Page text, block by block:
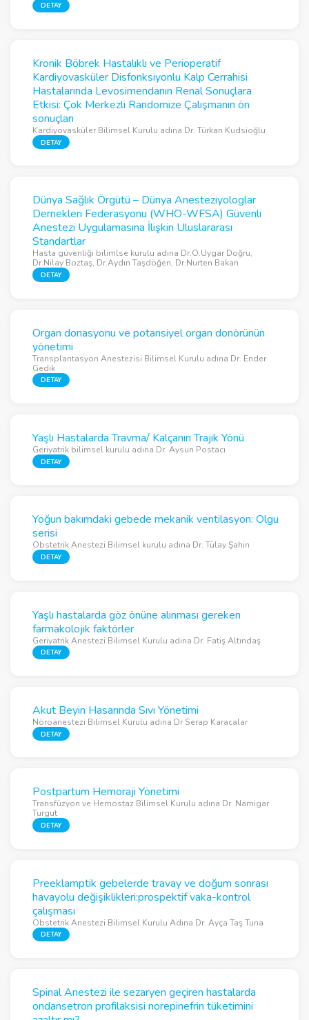
DETAY
Kronik Böbrek Hastalıklı ve Perioperatif
Kardiyovasküler Disfonksiyonlu Kalp Cerrahisi
Hastalarında Levosimendanın Renal Sonuçlara
Etkisi: Çok Merkezli Randomize Çalışmanın ön
sonuçları
Kardiyovasküler Bilimsel Kurulu adına Dr. Türkan Kudsioğlu
DETAY
Dünya Sağlık Örgütü – Dünya Anesteziyologlar
Dernekleri Federasyonu (WHO-WFSA) Güvenli
Anestezi Uygulamasına İlişkin Uluslararası
Standartlar
Hasta güvenliği bilimlse kurulu adına Dr.O.Uygar Doğru,
Dr.Nilay Boztaş, Dr.Aydın Taşdöğen, Dr.Nurten Bakan
DETAY
Organ donasyonu ve potansiyel organ donörünün
yönetimi
Transplantasyon Anestezisi Bilimsel Kurulu adına Dr. Ender
Gedik
DETAY
Yaşlı Hastalarda Travma/ Kalçanın Trajik Yönü
Geriyatrik bilimsel kurulu adına Dr. Aysun Postacı
DETAY
Yoğun bakımdaki gebede mekanik ventilasyon: Olgu
serisi
Obstetrik Anestezi Bilimsel kurulu adına Dr. Tülay Şahin
DETAY
Yaşlı hastalarda göz önüne alınması gereken
farmakolojik faktörler
Geriyatrik Anestezi Bilimsel Kurulu adına Dr. Fatiş Altındaş
DETAY
Akut Beyin Hasarında Sıvı Yönetimi
Nöroanestezi Bilimsel Kurulu adına Dr Serap Karacalar
DETAY
Postpartum Hemoraji Yönetimi
Transfüzyon ve Hemostaz Bilimsel Kurulu adına Dr. Namigar
Turgut
DETAY
Preeklamptik gebelerde travay ve doğum sonrası
havayolu değişiklikleri:prospektif vaka-kontrol
çalışması
Obstetrik Anestezi Bilimsel Kurulu Adına Dr. Ayça Taş Tuna
DETAY
Spinal Anestezi ile sezaryen geçiren hastalarda
ondansetron profilaksisi norepinefrin tüketimini